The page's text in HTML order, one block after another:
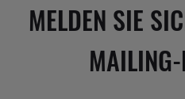
MELDEN SIE